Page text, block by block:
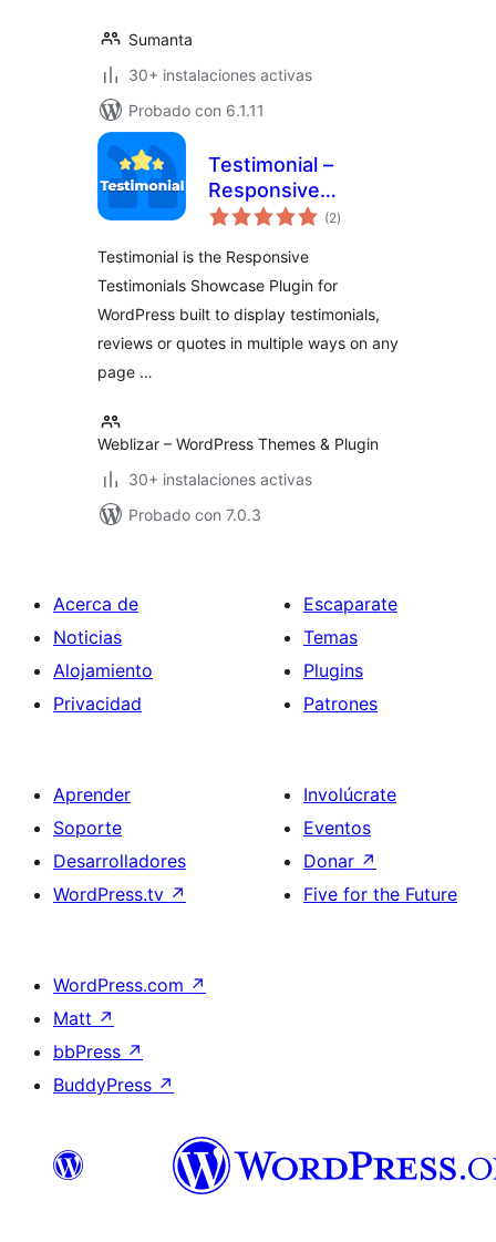
Sumanta
30+ instalaciones activas
Probado con 6.1.11
Testimonial –
Responsive
Testimonials(2valoraciones
en
)
Testimonial is the Responsive
Testimonials Showcase Plugin for
WordPress built to display testimonials,
reviews or quotes in multiple ways on any
page …
Weblizar – WordPress Themes & Plugin
30+ instalaciones activas
Probado con 7.0.3
Acerca de
Noticias
Alojamiento
Privacidad
Escaparate
Temas
Plugins
Patrones
Aprender
Soporte
Desarrolladores
WordPress.tv ↗
Involúcrate
Eventos
Donar ↗
Five for the Future
WordPress.com ↗
Matt ↗
bbPress ↗
BuddyPress ↗